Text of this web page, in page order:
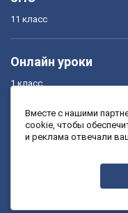
11 класс
Онлайн уроки
1 класс
3 класс
Вместе с нашими
cookie, чтобы
и реклама отвечали